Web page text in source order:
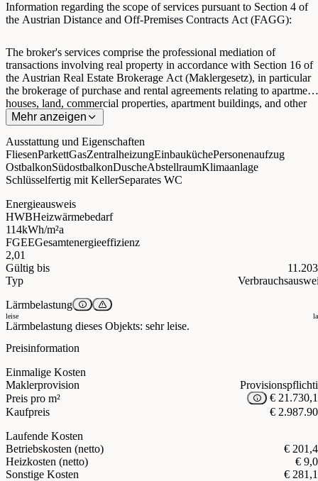
Information regarding the scope of services pursuant to Section 4 of
the Austrian Distance and Off-Premises Contracts Act (FAGG):
The broker's services comprise the professional mediation of
transactions involving real property in accordance with Section 16 of
the Austrian Real Estate Brokerage Act (Maklergesetz), in particular
the brokerage of purchase and rental agreements relating to
houses, land, commercial properties, apartment buildings, and other
real estate assets.
Mehr anzeigen
Ausstattung und Eigenschaften
FliesenParkettGasZentralheizungEinbauküchePersonenaufzug
OstbalkonSüdostbalkonDuscheAbstellraumKlimaanlage
Schlüsselfertig mit KellerSeparates WC
Energieausweis
HWBHeizwärmebedarf
114kWh/m²a
FGEEGesamtenergieeffizienz
2,01
Gültig bis
Typ
Lärmbelastung
leise
Lärmbelastung dieses Objekts: sehr leise.
Preisinformation
Einmalige Kosten
Maklerprovision
Preis pro m²
€
Kaufpreis
€
Laufende Kosten
Betriebskosten (netto)
€
Heizkosten (netto)
€
Sonstige Kosten
€